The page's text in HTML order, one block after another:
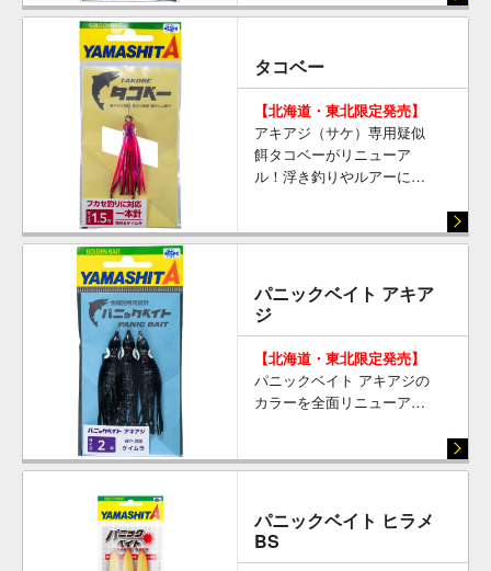
タコベー
【北海道・東北限定発売】
アキアジ（サケ）専用疑似
餌タコベーがリニューア
ル！浮き釣りやルアーにセ
キアジ釣るならタコベー！
種類を採用
パニックベイト アキア
ジ
【北海道・東北限定発売】
パニックベイト アキアジの
カラーを全面リニューア
ーに加え、近年人気のイエ
オレンジを追加した歴代最
強のラインナップが完成！
パニックベイト ヒラメ
BS